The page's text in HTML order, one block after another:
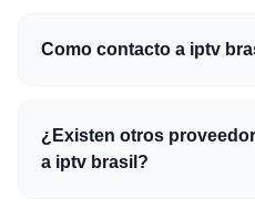
Como contacto a iptv
¿Existen otros
a iptv brasil?